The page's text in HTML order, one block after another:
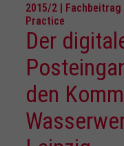
2015/2 | Fachbeitrag
Practice
Der
den